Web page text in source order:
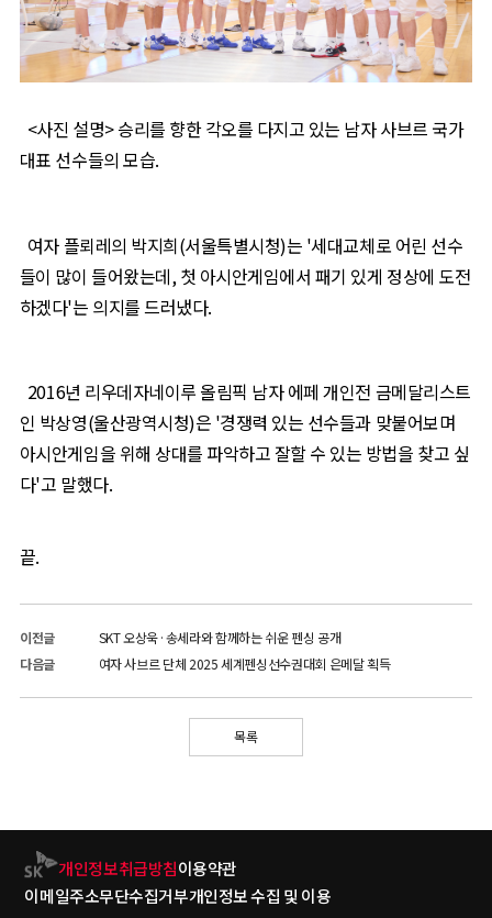
<사진 설명> 승리를 향한 각오를 다지고 있는 남자 사브르 국가
대표 선수들의 모습.
여자 플뢰레의 박지희(서울특별시청)는 '세대교체로 어린 선수
들이 많이 들어왔는데, 첫 아시안게임에서 패기 있게 정상에 도전
하겠다'는 의지를 드러냈다.
2016년 리우데자네이루 올림픽 남자 에페 개인전 금메달리스트
인 박상영(울산광역시청)은 '경쟁력 있는 선수들과 맞붙어보며
아시안게임을 위해 상대를 파악하고 잘할 수 있는 방법을 찾고 싶
다'고 말했다.
끝.
이전글
SKT 오상욱·송세라와 함께하는 쉬운 펜싱 공개
다음글
여자 사브르 단체 2025 세계펜싱선수권대회 은메달 획득
목록
개인정보취급방침이용약관
이메일주소무단수집거부개인정보 수집 및 이용